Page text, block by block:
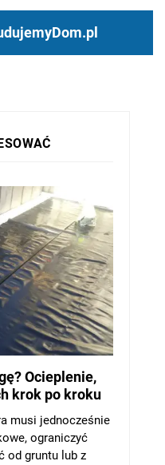
Ocieplenie,
krok po kroku
musi jednocześnie
ograniczyć
od gruntu lub z